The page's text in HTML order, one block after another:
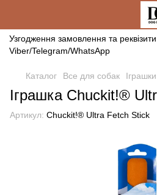
Узгодження замовлення та
Viber/Telegram/WhatsApp
Каталог Все для собак Іграшки
Іграшка Chuckit!®
Артикул: Chuckit!® Ultra Fetch Stick